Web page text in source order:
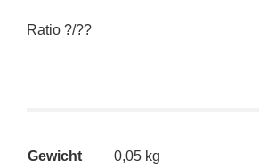
Ratio ?/??
Gewicht 0,05 kg